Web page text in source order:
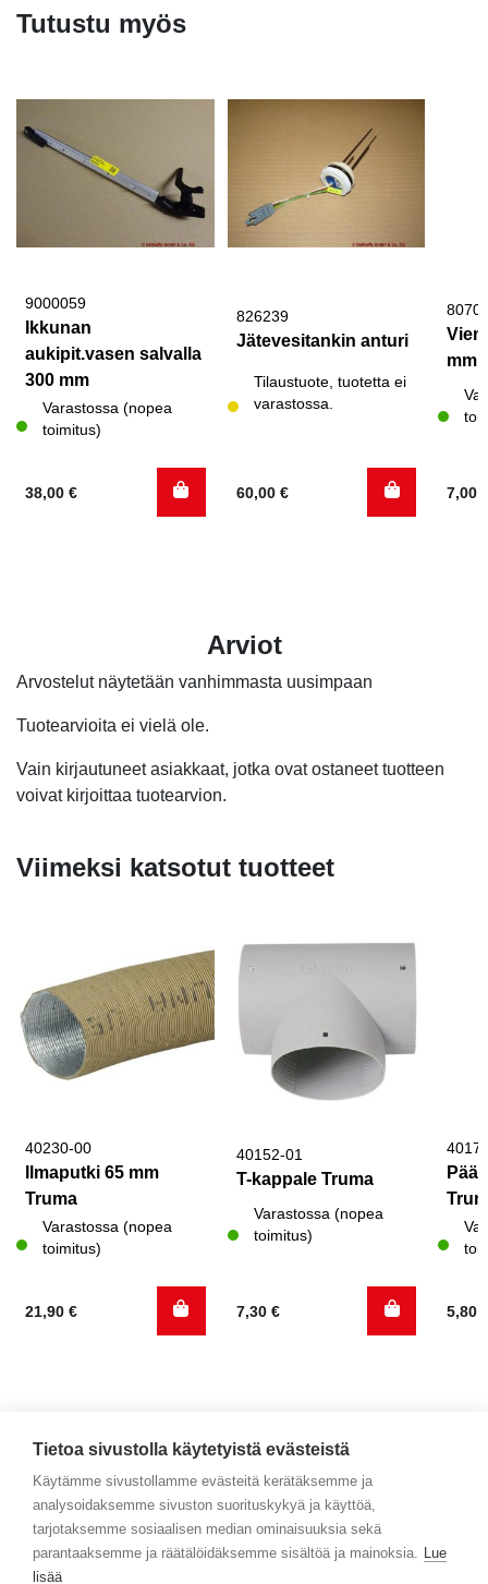
Tutustu myös
9000059
Ikkunan
aukipit.vasen salvalla
300 mm
Varastossa (nopea
toimitus)
38,00 €
826239
Jätevesitankin anturi
Tilaustuote, tuotetta ei
varastossa.
60,00 €
mm
7,00
Arviot
Arvostelut näytetään vanhimmasta uusimpaan
Tuotearvioita ei vielä ole.
Vain kirjautuneet asiakkaat, jotka ovat ostaneet tuotteen
voivat kirjoittaa tuotearvion.
Viimeksi katsotut tuotteet
40230-00
Ilmaputki 65 mm
Truma
Varastossa (nopea
toimitus)
21,90 €
40152-01
T-kappale Truma
Varastossa (nopea
toimitus)
7,30 € 5,80
Yhteystiedot
Selaa tuotteita
Tietoa sivustolla käytetyistä evästeistä
Käytämme sivustollamme evästeitä kerätäksemme ja
analysoidaksemme sivuston suorituskykyä ja käyttöä,
tarjotaksemme sosiaalisen median ominaisuuksia sekä
parantaaksemme ja räätälöidäksemme sisältöä ja mainoksia. Lue
lisää